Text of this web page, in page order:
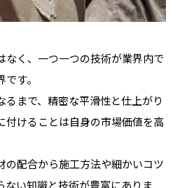
なく、一つ一つの技術が業界内で
す。
まで、精密な平滑性と仕上がり
付けることは自身の市場価値を高
の配合から施工方法や細かいコツ